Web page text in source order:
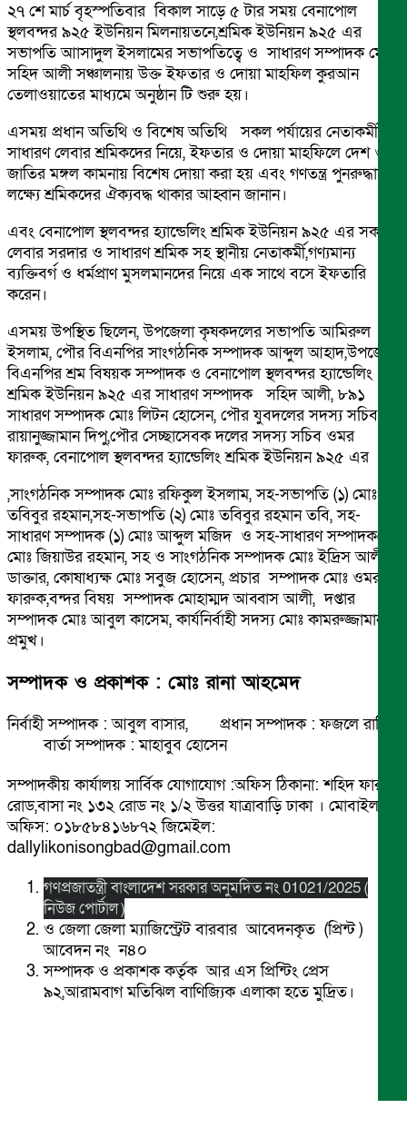
২৭ শে মার্চ বৃহস্পতিবার বিকাল সাড়ে ৫ টার সময় বেনাপোল
স্থলবন্দর ৯২৫ ইউনিয়ন মিলনায়তনে,শ্রমিক ইউনিয়ন ৯২৫ এর
সভাপতি আাসাদুল ইসলামের সভাপতিত্বে ও সাধারণ সম্পাদক মোঃ
সহিদ আলী সঞ্চালনায় উক্ত ইফতার ও দোয়া মাহফিল কুরআন
তেলাওয়াতের মাধ্যমে অনুষ্ঠান টি শুরু হয়।
এসময় প্রধান অতিথি ও বিশেষ অতিথি সকল পর্যায়ের নেতাকর্মী ও
সাধারণ লেবার শ্রমিকদের নিয়ে, ইফতার ও দোয়া মাহফিলে দেশ ও
জাতির মঙ্গল কামনায় বিশেষ দোয়া করা হয় এবং গণতন্ত্র পুনরুদ্ধারের
লক্ষ্যে শ্রমিকদের ঐক্যবদ্ধ থাকার আহ্বান জানান।
এবং বেনাপোল স্থলবন্দর হ্যান্ডেলিং শ্রমিক ইউনিয়ন ৯২৫ এর সকল
লেবার সরদার ও সাধারণ শ্রমিক সহ স্থানীয় নেতাকর্মী,গণ্যমান্য
ব্যক্তিবর্গ ও ধর্মপ্রাণ মুসলমানদের নিয়ে এক সাথে বসে ইফতারি
করেন।
এসময় উপস্থিত ছিলেন, উপজেলা কৃষকদলের সভাপতি আমিরুল
ইসলাম, পৌর বিএনপির সাংগঠনিক সম্পাদক আব্দুল আহাদ,উপজেলা
বিএনপির শ্রম বিষয়ক সম্পাদক ও বেনাপোল স্থলবন্দর হ্যান্ডেলিং
শ্রমিক ইউনিয়ন ৯২৫ এর সাধারণ সম্পাদক সহিদ আলী, ৮৯১
সাধারণ সম্পাদক মোঃ লিটন হোসেন, পৌর যুবদলের সদস্য সচিব
রায়ানুজ্জামান দিপু,পৌর সেচ্ছাসেবক দলের সদস্য সচিব ওমর
ফারুক, বেনাপোল স্থলবন্দর হ্যান্ডেলিং শ্রমিক ইউনিয়ন ৯২৫ এর
,সাংগঠনিক সম্পাদক মোঃ রফিকুল ইসলাম, সহ-সভাপতি (১) মোঃ
তবিবুর রহমান,সহ-সভাপতি (২) মোঃ তবিবুর রহমান তবি, সহ-
সাধারণ সম্পাদক (১) মোঃ আব্দুল মজিদ ও সহ-সাধারণ সম্পাদক(২)
মোঃ জিয়াউর রহমান, সহ ও সাংগঠনিক সম্পাদক মোঃ ইদ্রিস আলী
ডাক্তার, কোষাধ্যক্ষ মোঃ সবুজ হোসেন, প্রচার সম্পাদক মোঃ ওমর
ফারুক,বন্দর বিষয় সম্পাদক মোহাম্মদ আব্বাস আলী, দপ্তার
সম্পাদক মোঃ আবুল কাসেম, কার্যনির্বাহী সদস্য মোঃ কামরুজ্জামান
প্রমুখ।
সম্পাদক ও প্রকাশক : মোঃ রানা আহমেদ
নির্বাহী সম্পাদক : আবুল বাসার, প্রধান সম্পাদক : ফজলে রাব্বি
বার্তা সম্পাদক : মাহাবুব হোসেন
সম্পাদকীয় কার্যালয় সার্বিক যোগাযোগ :অফিস ঠিকানা: শহিদ ফারুক
রোড,বাসা নং ১৩২ রোড নং ১/২ উত্তর যাত্রাবাড়ি ঢাকা । মোবাইল
অফিস: ০১৮৫৮৪১৬৮৭২ জিমেইল:
dallylikonisongbad@gmail.com
গণপ্রজাতন্ত্রী বাংলাদেশ সরকার অনুমদিত নং 01021/2025 (
নিউজ পোর্টাল )
ও জেলা জেলা ম্যাজিস্ট্রেট বারবার আবেদনকৃত (প্রিন্ট )
আবেদন নং ন৪০
সম্পাদক ও প্রকাশক কর্তৃক আর এস প্রিন্টিং প্রেস
৯২,আরামবাগ মতিঝিল বাণিজ্যিক এলাকা হতে মুদ্রিত।